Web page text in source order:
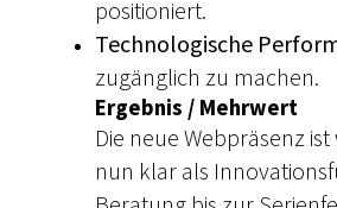
positioniert.
Technologische
zugänglich zu machen.
Ergebnis / Mehrwert
Die neue Webpräsenz
nun klar als